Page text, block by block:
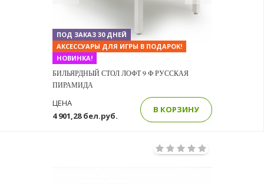
ПОД ЗАКАЗ 30 ДНЕЙ
АКСЕССУАРЫ ДЛЯ ИГРЫ В ПОДАРОК!
НОВИНКА!
БИЛЬЯРДНЫЙ СТОЛ ЛОФТ 9 Ф РУССКАЯ
ПИРАМИДА
4 901,28 бел.руб.
ЦЕНА
В КОРЗИНУ